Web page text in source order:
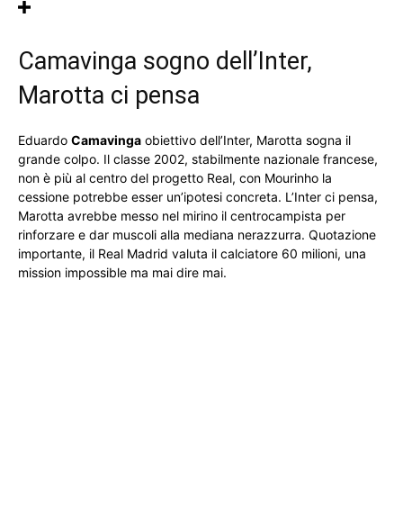
Camavinga sogno dell’Inter,
Marotta ci pensa
Eduardo Camavinga obiettivo dell’Inter, Marotta sogna il
grande colpo. Il classe 2002, stabilmente nazionale francese,
non è più al centro del progetto Real, con Mourinho la
cessione potrebbe esser un’ipotesi concreta. L’Inter ci pensa,
Marotta avrebbe messo nel mirino il centrocampista per
rinforzare e dar muscoli alla mediana nerazzurra. Quotazione
importante, il Real Madrid valuta il calciatore 60 milioni, una
mission impossible ma mai dire mai.